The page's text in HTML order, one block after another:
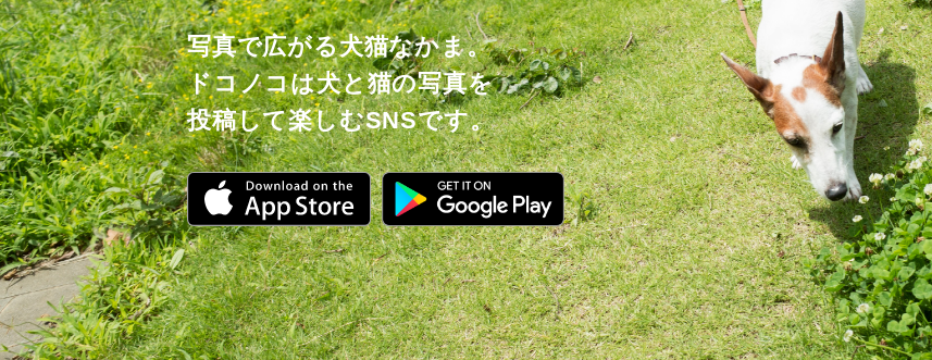
写真で広がる犬猫なかま。
ドコノコは犬と猫の写真を
投稿して楽しむSNSです。